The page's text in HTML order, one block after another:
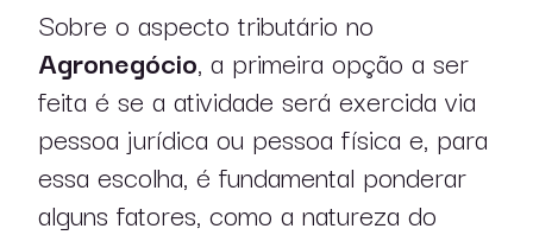
Sobre o aspecto tributário no
Agronegócio, a primeira opção a ser
feita é se a atividade será exercida via
pessoa jurídica ou pessoa física e, para
essa escolha, é fundamental ponderar
alguns fatores, como a natureza do